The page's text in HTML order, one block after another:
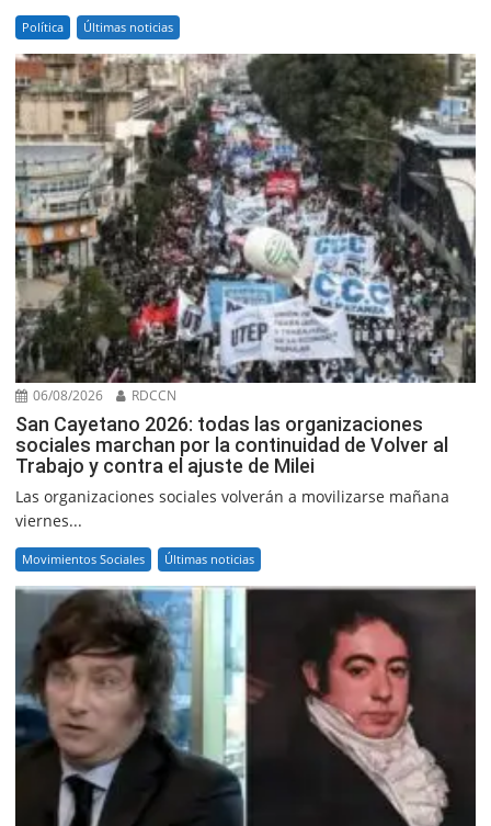
Política Últimas noticias
06/08/2026 RDCCN
San Cayetano 2026: todas las organizaciones
sociales marchan por la continuidad de Volver al
Trabajo y contra el ajuste de Milei
Las organizaciones sociales volverán a movilizarse mañana
viernes...
Movimientos Sociales Últimas noticias